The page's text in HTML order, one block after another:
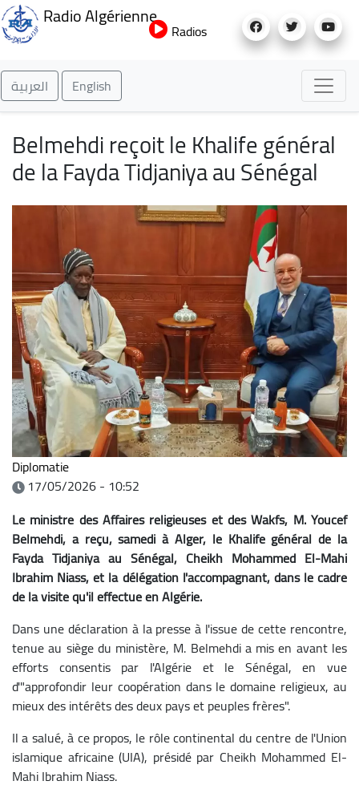
au
Radio Algérienne
Radios
العربية English
Belmehdi reçoit le Khalife général
de la Fayda Tidjaniya au Sénégal
Diplomatie
17/05/2026 - 10:52
Le ministre des Affaires religieuses et des Wakfs, M. Youcef
Belmehdi, a reçu, samedi à Alger, le Khalife général de la
Fayda Tidjaniya au Sénégal, Cheikh Mohammed El-Mahi
Ibrahim Niass, et la délégation l'accompagnant, dans le cadre
de la visite qu'il effectue en Algérie.
Dans une déclaration à la presse à l'issue de cette rencontre,
tenue au siège du ministère, M. Belmehdi a mis en avant les
efforts consentis par l'Algérie et le Sénégal, en vue
d'"approfondir leur coopération dans le domaine religieux, au
mieux des intérêts des deux pays et peuples frères".
Il a salué, à ce propos, le rôle continental du centre de l'Union
islamique africaine (UIA), présidé par Cheikh Mohammed El-
Mahi Ibrahim Niass.